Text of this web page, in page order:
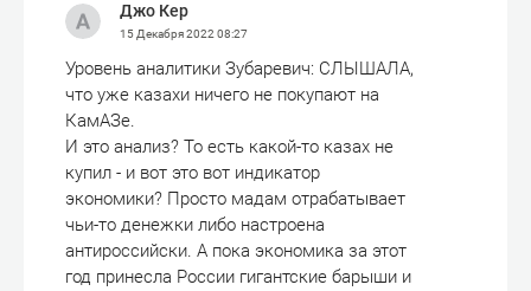
Джо Кер
15 Декабря 2022 08:27
Уровень аналитики Зубаревич: СЛЫШАЛА,
что уже казахи ничего не покупают на
КамАЗе.
И это анализ? То есть какой-то казах не
купил - и вот это вот индикатор
экономики? Просто мадам отрабатывает
чьи-то денежки либо настроена
антироссийски. А пока экономика за этот
год принесла России гигантские барыши и